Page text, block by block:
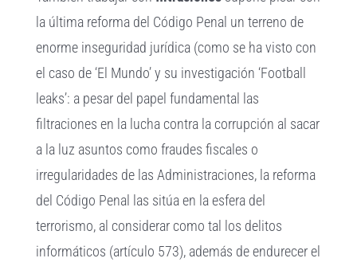
la última reforma del Código Penal un terreno de
enorme inseguridad jurídica (como se ha visto con
el caso de ‘El Mundo’ y su investigación ‘Football
leaks’: a pesar del papel fundamental las
filtraciones en la lucha contra la corrupción al sacar
a la luz asuntos como fraudes fiscales o
irregularidades de las Administraciones, la reforma
del Código Penal las sitúa en la esfera del
terrorismo, al considerar como tal los delitos
informáticos (artículo 573), además de endurecer el